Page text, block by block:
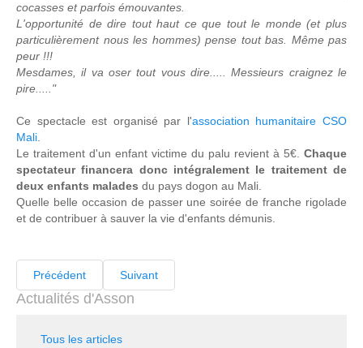
cocasses et parfois émouvantes.
L'opportunité de dire tout haut ce que tout le monde (et plus
particulièrement nous les hommes) pense tout bas. Même pas
peur !!!
Mesdames, il va oser tout vous dire..... Messieurs craignez le
pire....."
Ce spectacle est organisé par l'association humanitaire CSO
Mali
Le traitement d'un enfant victime du palu revient à 5€. Chaque
spectateur financera donc intégralement le traitement de
deux enfants malades du pays dogon au Mali.
Quelle belle occasion de passer une soirée de franche rigolade
et de contribuer à sauver la vie d'enfants démunis.
Précédent Suivant
Actualités d'Asson
Tous les articles